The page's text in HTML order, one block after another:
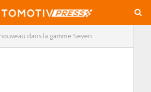
dans la gamme Seven